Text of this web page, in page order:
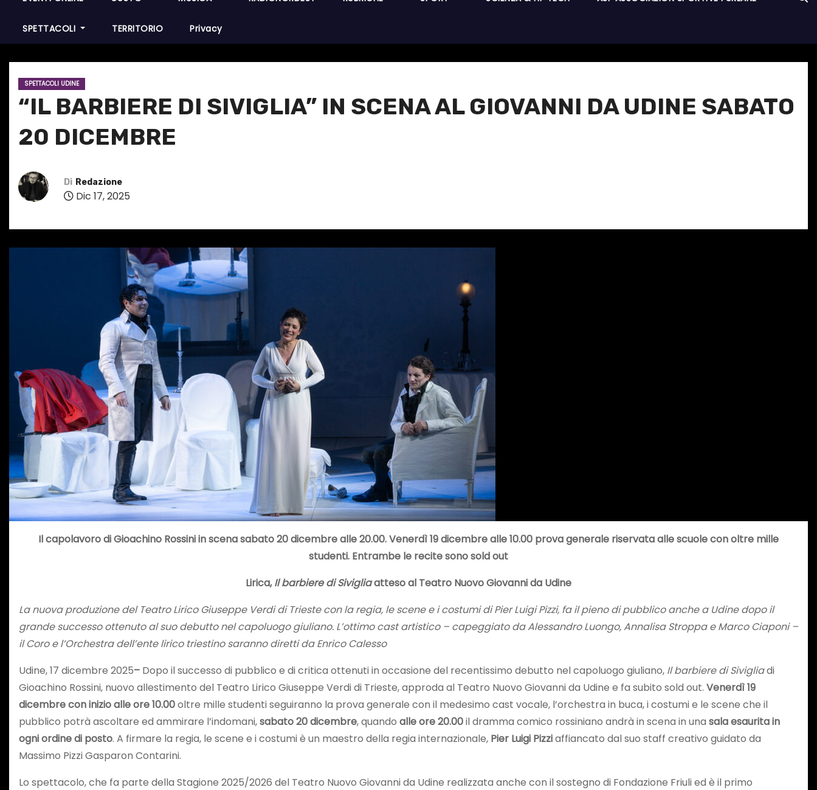
SPETTACOLI TERRITORIO Privacy
SPETTACOLI UDINE
“IL BARBIERE DI SIVIGLIA” IN SCENA AL GIOVANNI DA UDINE SABATO
20 DICEMBRE
Di Redazione
Dic 17, 2025
Il capolavoro di Gioachino Rossini in scena sabato 20 dicembre alle 20.00. Venerdì 19 dicembre alle 10.00 prova generale riservata alle scuole con oltre mille
studenti. Entrambe le recite sono sold out
Lirica,Il barbiere di Sivigliaatteso al Teatro Nuovo Giovanni da Udine
La nuova produzione del Teatro Lirico Giuseppe Verdi di Trieste con la regia, le scene e i costumi di Pier Luigi Pizzi, fa il pieno di pubblico anche a Udine dopo il
grande successo ottenuto al suo debutto nel capoluogo giuliano. L’ottimo cast artistico – capeggiato da Alessandro Luongo, Annalisa Stroppa e Marco Ciaponi –
il Coro e l’Orchestra dell’ente lirico triestino saranno diretti da Enrico Calesso
Udine, 17 dicembre 2025– Dopo il successo di pubblico e di critica ottenuti in occasione del recentissimo debutto nel capoluogo giuliano, Il barbiere di Sivigliadi
Gioachino Rossini, nuovo allestimento del Teatro Lirico Giuseppe Verdi di Trieste, approda al Teatro Nuovo Giovanni da Udine e fa subito sold out. Venerdì 19
dicembre con inizio alle ore 10.00oltre mille studenti seguiranno la prova generale con il medesimo cast vocale, l’orchestra in buca, i costumi e le scene che il
pubblico potrà ascoltare ed ammirare l’indomani,sabato 20 dicembre, quando alle ore 20.00il dramma comico rossiniano andrà in scena in una sala esaurita in
ogni ordine di posto. A firmare la regia, le scene e i costumi è un maestro della regia internazionale, Pier Luigi Pizziaffiancato dal suo staff creativo guidato da
Massimo Pizzi Gasparon Contarini.
Lo spettacolo, che fa parte della Stagione 2025/2026 del Teatro Nuovo Giovanni da Udine realizzata anche con il sostegno di Fondazione Friuli ed è il primo